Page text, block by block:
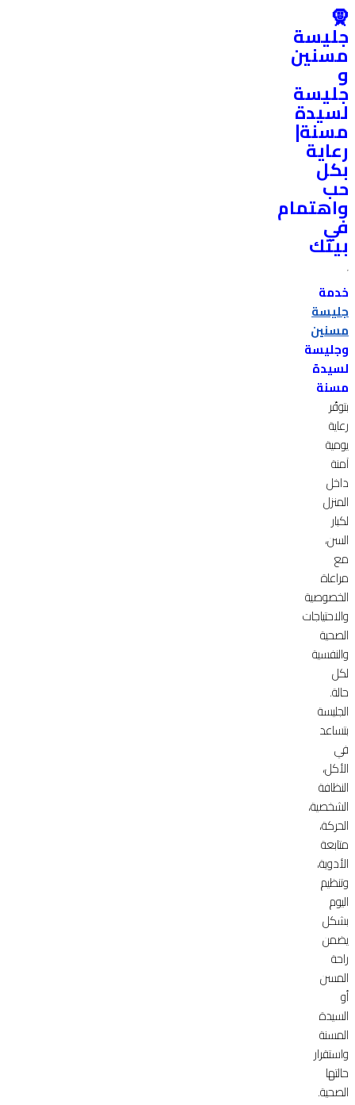
🧕
جليسة
مسنين
و
جليسة
لسيدة
مسنة|
رعاية
بكل
حب
واهتمام
في
بيتك
خدمة
جليسة
مسنين
وجليسة
لسيدة
مسنة
بتوفّر
رعاية
يومية
آمنة
داخل
المنزل
لكبار
السن،
مع
مراعاة
الخصوصية
والاحتياجات
الصحية
والنفسية
لكل
حالة.
الجليسة
بتساعد
في
الأكل،
النظافة
الشخصية،
الحركة،
متابعة
الأدوية،
وتنظيم
اليوم
بشكل
يضمن
راحة
المسن
أو
السيدة
المسنة
واستقرار
حالتها
الصحية.